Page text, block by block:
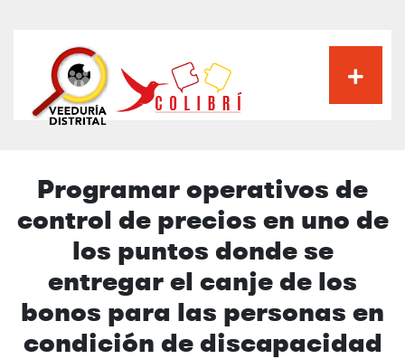
principal
Programar operativos de
control de precios en uno de
los puntos donde se
entregar el canje de los
bonos para las personas en
condición de discapacidad